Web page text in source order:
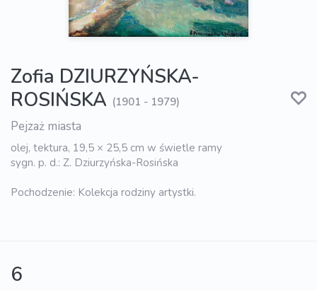
Zofia DZIURZYŃSKA-
ROSIŃSKA (1901 - 1979)
Pejzaż miasta
olej, tektura, 19,5 × 25,5 cm w świetle ramy
sygn. p. d.: Z. Dziurzyńska-Rosińska
Pochodzenie: Kolekcja rodziny artystki.
6